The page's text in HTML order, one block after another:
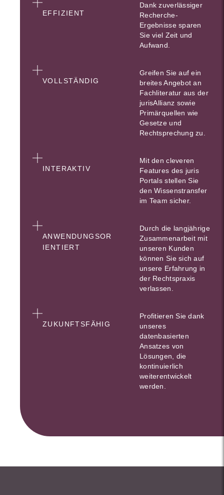
EFFIZIENT
Dank zuverlässiger
Recherche-
Ergebnisse sparen
Sie viel Zeit und
Aufwand.
VOLLSTÄNDIG
Greifen Sie auf ein
breites Angebot an
Fachliteratur aus der
jurisAllianz sowie
Primärquellen wie
Gesetze und
Rechtsprechung zu.
INTERAKTIV
Mit den cleveren
Features des juris
Portals stellen Sie
den Wissenstransfer
im Team sicher.
ANWENDUNGSOR
IENTIERT
Durch die langjährige
Zusammenarbeit mit
unseren Kunden
können Sie sich auf
unsere Erfahrung in
der Rechtspraxis
verlassen.
ZUKUNFTSFÄHIG
Profitieren Sie dank
unseres
datenbasierten
Ansatzes von
Lösungen, die
kontinuierlich
weiterentwickelt
werden.